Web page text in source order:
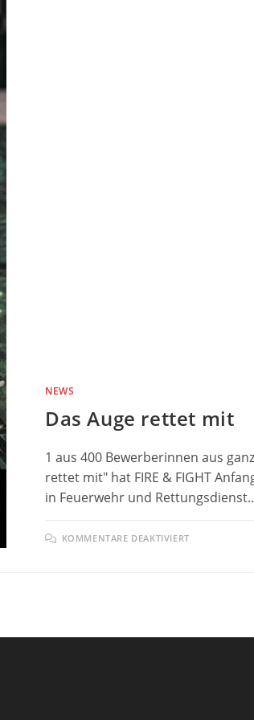
NEWS
Das Auge rettet mit
1 aus 400 Bewerberinnen aus
rettet mit" hat FIRE & FIGHT
in Feuerwehr und
KOMMENTARE DEAKTIVIERTFÜR